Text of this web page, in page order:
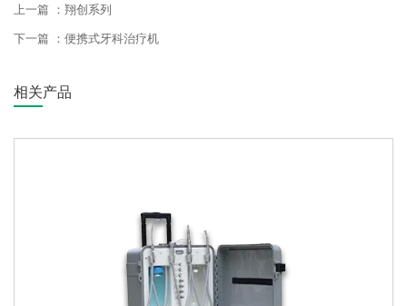
上一篇 ： 翔创系列
下一篇 ： 便携式牙科治疗机
相关产品